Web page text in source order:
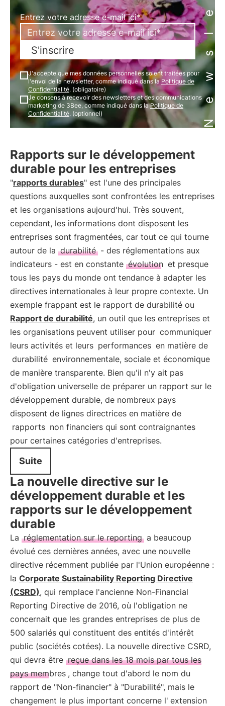
Entrez votre adresse e-mail ici*
S'inscrire
J'accepte que mes données personnelles soient traitées pour
l'envoi de la newsletter, comme indiqué dans laPolitique de
Confidentialité. (obligatoire)
Je consens à recevoir des newsletters et des communications
marketing de 3Bee, comme indiqué dans laPolitique de
Confidentialité. (optionnel)
Rapports sur le développement
durable pour les entreprises
"rapports durables" est l'une des principales
questions auxquelles sont confrontées les entreprises
et les organisations aujourd'hui. Très souvent,
cependant, les informations dont disposent les
entreprises sont fragmentées, car tout ce qui tourne
autour de la durabilité - des réglementations aux
indicateurs - est en constante évolution et presque
tous les pays du monde ont tendance à adapter les
directives internationales à leur propre contexte. Un
exemple frappant est le rapport de durabilité ou
Rapport de durabilité, un outil que les entreprises et
les organisations peuvent utiliser pour communiquer
leurs activités et leurs performances en matière de
durabilité environnementale, sociale et économique
de manière transparente. Bien qu'il n'y ait pas
d'obligation universelle de préparer un rapport sur le
développement durable, de nombreux pays
disposent de lignes directrices en matière de
rapports non financiers qui sont contraignantes
pour certaines catégories d'entreprises.
Suite
La nouvelle directive sur le
développement durable et les
rapports sur le développement
durable
La réglementation sur le reporting a beaucoup
évolué ces dernières années, avec une nouvelle
directive récemment publiée par l'Union européenne :
la Corporate Sustainability Reporting Directive
(CSRD), qui remplace l'ancienne Non-Financial
Reporting Directive de 2016, où l'obligation ne
concernait que les grandes entreprises de plus de
500 salariés qui constituent des entités d'intérêt
public (sociétés cotées). La nouvelle directive CSRD,
qui devra être reçue dans les 18 mois par tous les
pays membres , change tout d'abord le nom du
rapport de "Non-financier" à "Durabilité", mais le
changement le plus important concerne l' extension